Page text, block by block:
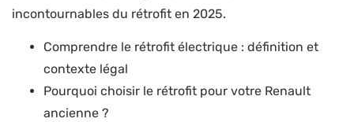
incontournables du rétrofit en 2025.
Comprendre le rétrofit électrique : définition et
contexte légal
Pourquoi choisir le rétrofit pour votre Renault
ancienne ?